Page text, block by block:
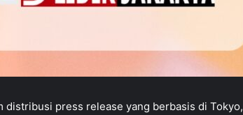
distribusi press release yang berbasis di Tokyo,